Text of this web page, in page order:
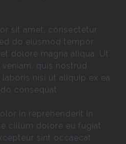
sit amet, consectetur
do eiusmod tempor
dolore magna aliqua. Ut
quis nostrud
nisi ut aliquip ex ea
consequat.
in reprehenderit in
cillum dolore eu fugiat
sint occaecat